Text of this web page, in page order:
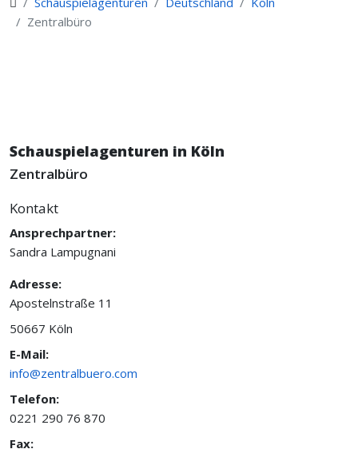
Zentralbüro
Schauspielagenturen in Köln
Zentralbüro
Kontakt
Ansprechpartner:
Sandra Lampugnani
Adresse:
Apostelnstraße 11
50667 Köln
E-Mail:
info@zentralbuero.com
Telefon:
0221 290 76 870
Fax: